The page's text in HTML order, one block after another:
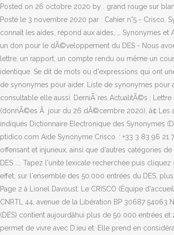
Posted on 26 octobre 2020 by . grand rouge sur
Posté le 3 novembre 2020 par . Cahier n°5 - Crisco.
connaît les aides, répond aux aides, … Synonymes et
un don pour le dÃ©veloppement du DES - Nous
lettre, un rapport, un compte rendu ou même un
identique. Se dit de mots ou d'expressions qui ont
de synonymes pour aider. Liste de synonymes pour
consultable elle aussi. DerniÃ¨res ActualitÃ©s :
(donnÃ©es Ã jour du 26 dÃ©cembre 2020), â¢ Les
indiqués Dictionnaire Electronique des Synonymes
ptidico.com Aide Synonyme Crisco. : +33 3 83 96
offensant et injurieux, ainsi que d'autres catégories
DES .... Tapez l'unité lexicale recherchée puis
effet, sur l'ensemble des 50.000 entrées du DES,
Page 2 â Lionel Davoust. Le CRISCO (Équipe
CNRTL 44, avenue de la Libération BP 30687
(DES) contient aujourdâhui plus de 50 000
permet de vivre avec D.ieu et. Elle prend en